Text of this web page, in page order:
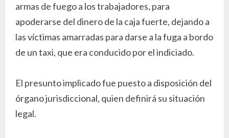
armas de fuego a los trabajadores, para
apoderarse del dinero de la caja fuerte, dejando a
las víctimas amarradas para darse a la fuga a bordo
de un taxi, que era conducido por el indiciado.
El presunto implicado fue puesto a disposición del
órgano jurisdiccional, quien definirá su situación
legal.